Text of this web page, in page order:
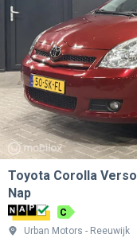
Toyota Corolla Verso
Nap
C
Urban Motors
Reeuwijk